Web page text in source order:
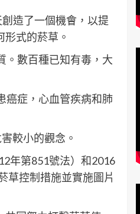
造了一個機會，以提
式的菸草。
。數百種已知有毒，大
癌症，心血管疾病和肺
較小的觀念。
年第851號法）和2016
草控制措施並實施圖片